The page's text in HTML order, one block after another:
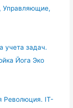
Управляющие,
учета задач.
Йога Эко
Революция. IT-